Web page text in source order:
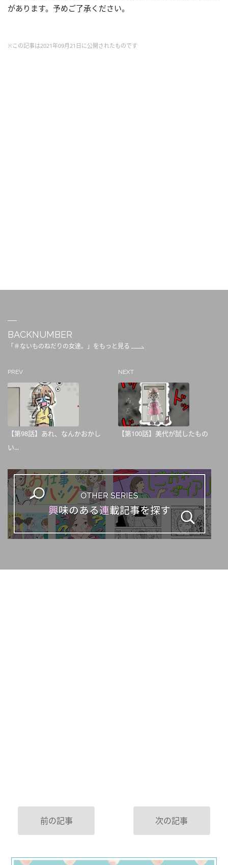
があります。予めご了承ください。
※この記事は2021年09月21日に公開されたものです
BACKNUMBER
「＃ないものねだりの女達。」をもっと見る
PREV
【第98話】あれ、なんかおかし
い...
NEXT
【第100話】美代が試したもの
前の記事 次の記事